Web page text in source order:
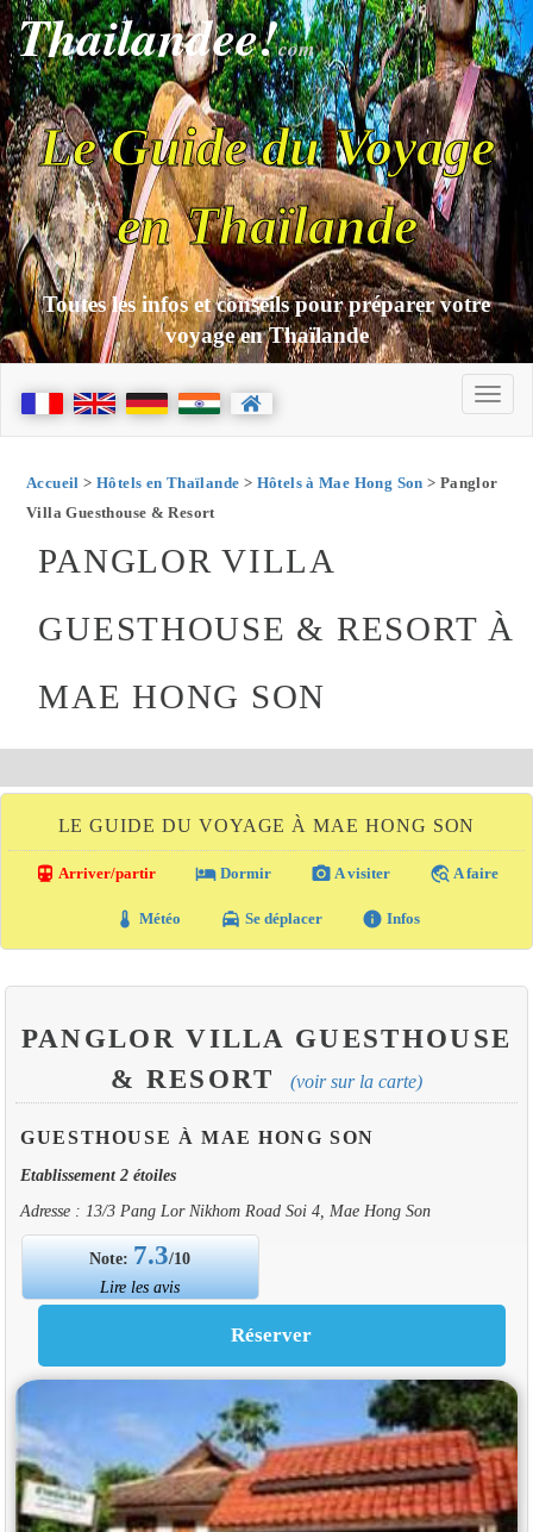
Thailandee!com
Le Guide du Voyage
en Thaïlande
Toutes les infos et conseils pour préparer votre
voyage en Thaïlande
Accueil > Hôtels en Thaïlande > Hôtels à Mae Hong Son > Panglor
Villa Guesthouse & Resort
PANGLOR VILLA
GUESTHOUSE & RESORT À
MAE HONG SON
LE GUIDE DU VOYAGE À MAE HONG SON
directions_transit Arriver/partir local_hotel Dormir photo_camera A visiter travel_explore A faire
thermostat Météo local_taxi Se déplacer info Infos
PANGLOR VILLA GUESTHOUSE
& RESORT
(voir sur la carte)
GUESTHOUSE À MAE HONG SON
Etablissement 2 étoiles
Adresse : 13/3 Pang Lor Nikhom Road Soi 4, Mae Hong Son
Note: 7.3/10
Lire les avis